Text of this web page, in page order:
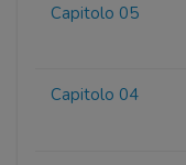
Capitolo 05
Capitolo 04